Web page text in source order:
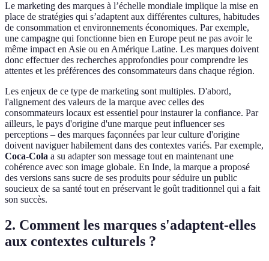
Le marketing des marques à l’échelle mondiale implique la mise en
place de stratégies qui s’adaptent aux différentes cultures, habitudes
de consommation et environnements économiques. Par exemple,
une campagne qui fonctionne bien en Europe peut ne pas avoir le
même impact en Asie ou en Amérique Latine. Les marques doivent
donc effectuer des recherches approfondies pour comprendre les
attentes et les préférences des consommateurs dans chaque région.
Les enjeux de ce type de marketing sont multiples. D'abord,
l'alignement des valeurs de la marque avec celles des
consommateurs locaux est essentiel pour instaurer la confiance. Par
ailleurs, le pays d'origine d'une marque peut influencer ses
perceptions – des marques façonnées par leur culture d'origine
doivent naviguer habilement dans des contextes variés. Par exemple,
Coca-Cola a su adapter son message tout en maintenant une
cohérence avec son image globale. En Inde, la marque a proposé
des versions sans sucre de ses produits pour séduire un public
soucieux de sa santé tout en préservant le goût traditionnel qui a fait
son succès.
2. Comment les marques s'adaptent-elles
aux contextes culturels ?